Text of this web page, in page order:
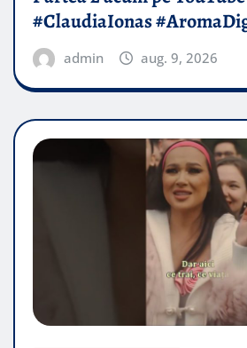
#ClaudiaIonas
admin aug. 9, 2026